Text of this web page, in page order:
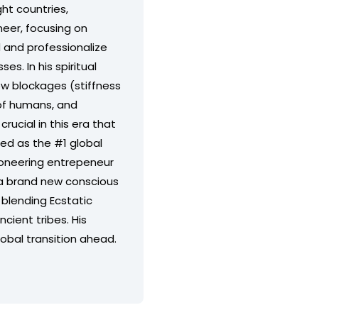
countries,
focusing on
professionalize
In his spiritual
blockages (stiffness
humans, and
in this era that
as the #1 global
entrepeneur
brand new conscious
Ecstatic
tribes. His
transition ahead.